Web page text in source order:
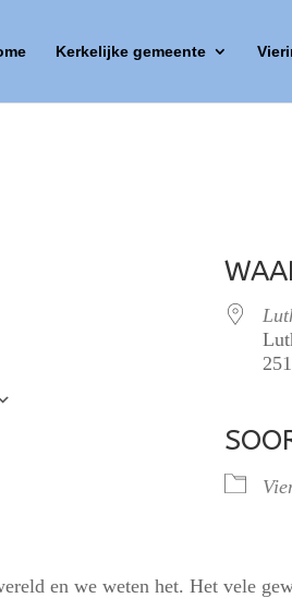
Kerkelijke gemeente
en we weten het. Het vele